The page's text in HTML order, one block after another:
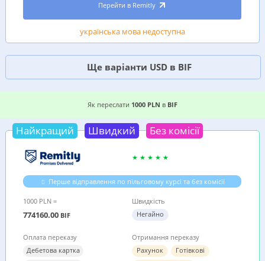
Перейти в Remitly
українська мова недоступна
Ще варіанти USD в BIF
2 ВИГІДНИХ ВАРІАНТИ, ДЕ ДЕШЕВШЕ
Як переслати 1000 PLN в BIF
Найкращий Швидкий Без комісії
Перше відправлення по пільговому курсі та без комісії
1000 PLN =
774160.00 BIF
Швидкість
Негайно
Оплата переказу
Дебетова картка
Отримання переказу
Рахунок
Готівкові